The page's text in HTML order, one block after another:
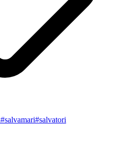
#salvamari#salvatori